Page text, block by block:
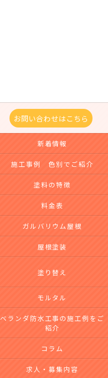
お問い合わせはこちら
新着情報
施工事例 色別でご紹介
塗料の特徴
料金表
ガルバリウム屋根
屋根塗装
塗り替え
モルタル
ベランダ防水工事の施工例をご
紹介
コラム
求人・募集内容